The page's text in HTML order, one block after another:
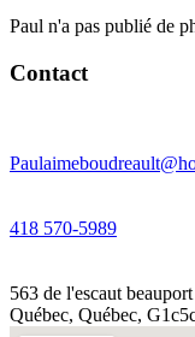
Paul n'a pas publié de
Contact
418 570-5989
563 de l'escaut beauport
Québec, Québec,